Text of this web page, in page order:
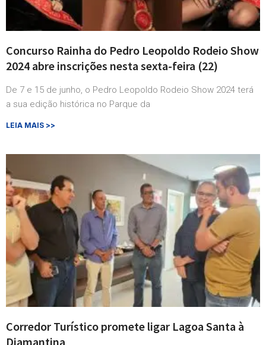
Concurso Rainha do Pedro Leopoldo Rodeio Show
2024 abre inscrições nesta sexta-feira (22)
De 7 e 15 de junho, o Pedro Leopoldo Rodeio Show 2024 terá
a sua edição histórica no Parque da
LEIA MAIS >>
Corredor Turístico promete ligar Lagoa Santa à
Diamantina